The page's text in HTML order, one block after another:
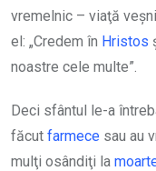
vremelnic – viaţă
el: „Credem în Hristos
noastre cele multe”.
Deci sfântul le-a
făcut farmece sau au
mulţi osândiţi la